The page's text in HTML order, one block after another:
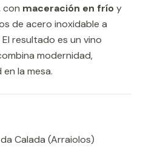
con maceración en fríoy
de acero inoxidable a
resultado es un vino
modernidad,
la mesa.
Calada (Arraiolos)